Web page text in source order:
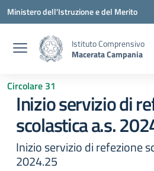
Vai ai contenuti
Vai al menu di navigazione
Vai al footer
Ministero dell'Istruzione e del Merito
Istituto Comprensivo
Macerata Campania
Circolare 31
Inizio servizio di
scolastica a.s.
Inizio servizio di refezione
2024.25